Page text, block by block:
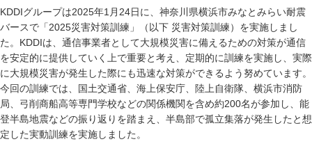
KDDIグループは2025年1月24日に、神奈川県横浜市みなとみらい耐震
バースで「2025災害対策訓練」（以下 災害対策訓練）を実施しまし
た。KDDIは、通信事業者として大規模災害に備えるための対策が通信
を安定的に提供していく上で重要と考え、定期的に訓練を実施し、実際
に大規模災害が発生した際にも迅速な対策ができるよう努めています。
今回の訓練では、国土交通省、海上保安庁、陸上自衛隊、横浜市消防
局、弓削商船高等専門学校などの関係機関を含め約200名が参加し、能
登半島地震などの振り返りを踏まえ、半島部で孤立集落が発生したと想
定した実動訓練を実施しました。